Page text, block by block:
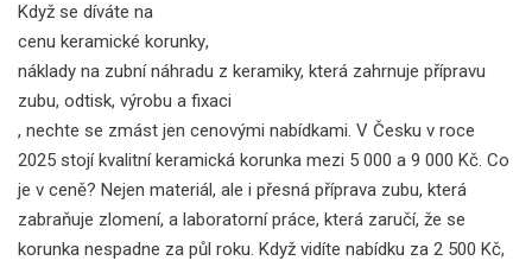
Když se díváte na
cenu keramické korunky,
náklady na zubní náhradu z keramiky, která zahrnuje přípravu
zubu, odtisk, výrobu a fixaci
, nechte se zmást jen cenovými nabídkami. V Česku v roce
2025 stojí kvalitní keramická korunka mezi 5 000 a 9 000 Kč. Co
je v ceně? Nejen materiál, ale i přesná příprava zubu, která
zabraňuje zlomení, a laboratorní práce, která zaručí, že se
korunka nespadne za půl roku. Když vidíte nabídku za 2 500 Kč,